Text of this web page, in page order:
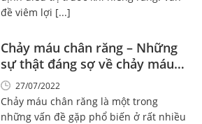
đề viêm lợi [...]
Chảy máu chân răng – Những
sự thật đáng sợ về chảy máu
chân răng?
27/07/2022
Chảy máu chân răng là một trong
những vấn đề gặp phổ biến ở rất nhiều